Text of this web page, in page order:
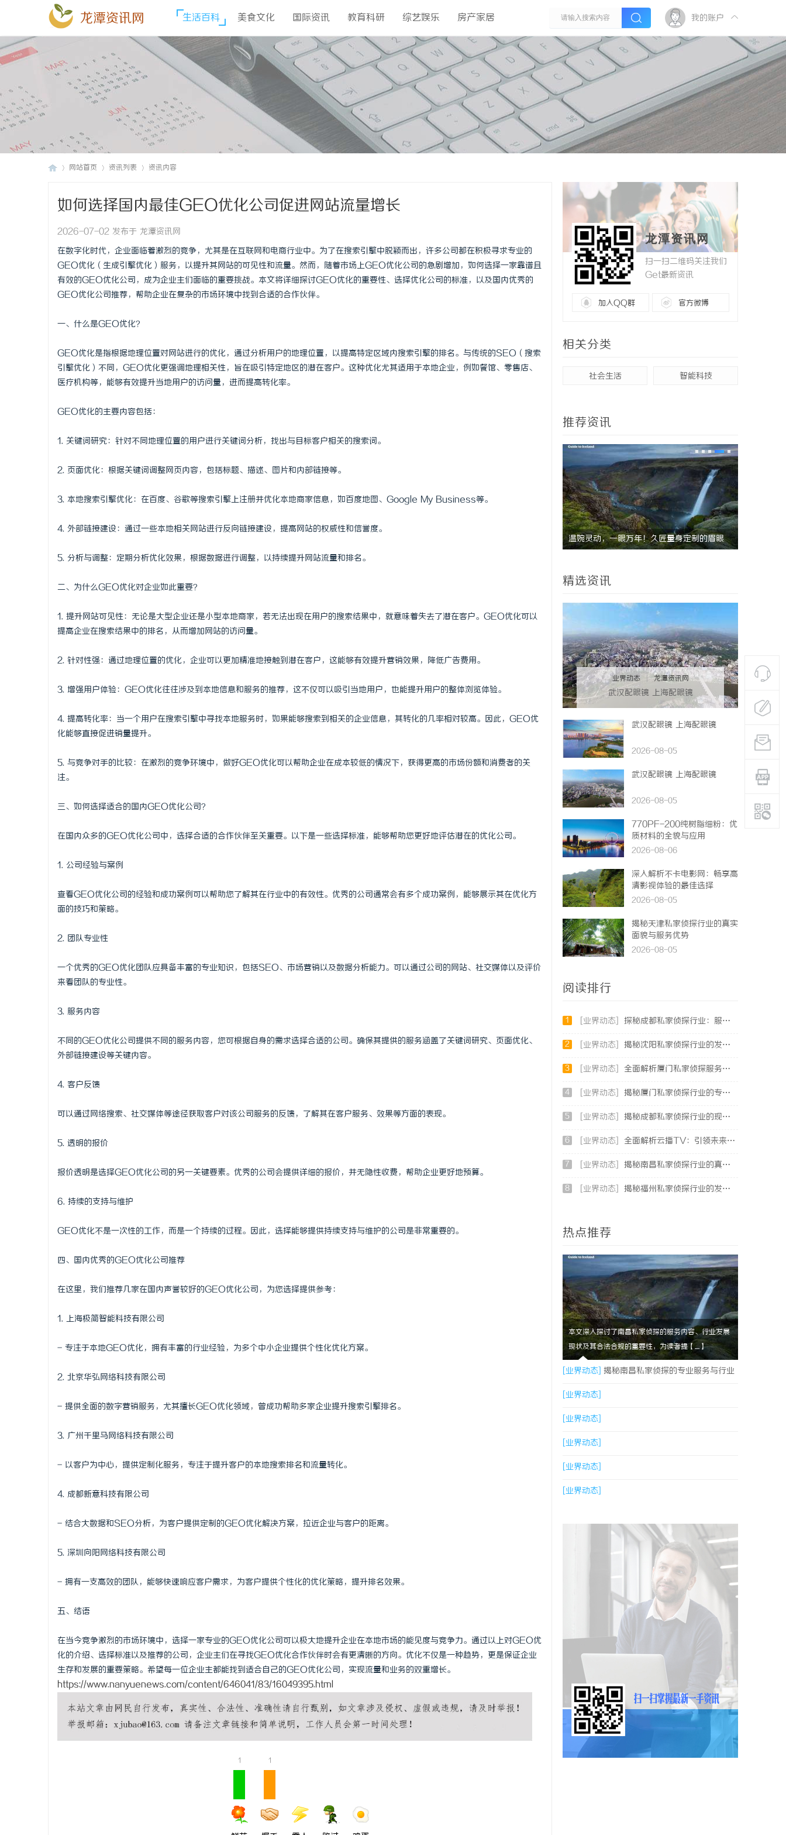
龙潭资讯网 生活百科 美食文化 国际资讯 教育科研 综艺娱乐 房产家居 我的账户
网站首页 资讯列表 资讯内容
如何选择国内最佳GEO优化公司促进网站流量增长
2026-07-02 发布于 龙潭资讯网
在数字化时代，企业面临着激烈的竞争，尤其是在互联网和电商行业中。为了在搜索引擎中脱颖而出，许多公司都在积极寻求专业的
GEO优化（生成引擎优化）服务，以提升其网站的可见性和流量。然而，随着市场上GEO优化公司的急剧增加，如何选择一家靠谱且
有效的GEO优化公司，成为企业主们面临的重要挑战。本文将详细探讨GEO优化的重要性、选择优化公司的标准，以及国内优秀的
GEO优化公司推荐，帮助企业在复杂的市场环境中找到合适的合作伙伴。
一、什么是GEO优化？
GEO优化是指根据地理位置对网站进行的优化，通过分析用户的地理位置，以提高特定区域内搜索引擎的排名。与传统的SEO（搜索
引擎优化）不同，GEO优化更强调地理相关性，旨在吸引特定地区的潜在客户。这种优化尤其适用于本地企业，例如餐馆、零售店、
医疗机构等，能够有效提升当地用户的访问量，进而提高转化率。
GEO优化的主要内容包括：
1. 关键词研究：针对不同地理位置的用户进行关键词分析，找出与目标客户相关的搜索词。
2. 页面优化：根据关键词调整网页内容，包括标题、描述、图片和内部链接等。
3. 本地搜索引擎优化：在百度、谷歌等搜索引擎上注册并优化本地商家信息，如百度地图、Google My Business等。
4. 外部链接建设：通过一些本地相关网站进行反向链接建设，提高网站的权威性和信誉度。
5. 分析与调整：定期分析优化效果，根据数据进行调整，以持续提升网站流量和排名。
二、为什么GEO优化对企业如此重要？
1. 提升网站可见性：无论是大型企业还是小型本地商家，若无法出现在用户的搜索结果中，就意味着失去了潜在客户。GEO优化可以
提高企业在搜索结果中的排名，从而增加网站的访问量。
2. 针对性强：通过地理位置的优化，企业可以更加精准地接触到潜在客户，这能够有效提升营销效果，降低广告费用。
3. 增强用户体验：GEO优化往往涉及到本地信息和服务的推荐，这不仅可以吸引当地用户，也能提升用户的整体浏览体验。
4. 提高转化率：当一个用户在搜索引擎中寻找本地服务时，如果能够搜索到相关的企业信息，其转化的几率相对较高。因此，GEO优
化能够直接促进销量提升。
5. 与竞争对手的比较：在激烈的竞争环境中，做好GEO优化可以帮助企业在成本较低的情况下，获得更高的市场份额和消费者的关
注。
三、如何选择适合的国内GEO优化公司？
在国内众多的GEO优化公司中，选择合适的合作伙伴至关重要。以下是一些选择标准，能够帮助您更好地评估潜在的优化公司。
1. 公司经验与案例
查看GEO优化公司的经验和成功案例可以帮助您了解其在行业中的有效性。优秀的公司通常会有多个成功案例，能够展示其在优化方
面的技巧和策略。
2. 团队专业性
一个优秀的GEO优化团队应具备丰富的专业知识，包括SEO、市场营销以及数据分析能力。可以通过公司的网站、社交媒体以及评价
来看团队的专业性。
3. 服务内容
不同的GEO优化公司提供不同的服务内容，您可根据自身的需求选择合适的公司。确保其提供的服务涵盖了关键词研究、页面优化、
外部链接建设等关键内容。
4. 客户反馈
可以通过网络搜索、社交媒体等途径获取客户对该公司服务的反馈，了解其在客户服务、效果等方面的表现。
5. 透明的报价
报价透明是选择GEO优化公司的另一关键要素。优秀的公司会提供详细的报价，并无隐性收费，帮助企业更好地预算。
6. 持续的支持与维护
GEO优化不是一次性的工作，而是一个持续的过程。因此，选择能够提供持续支持与维护的公司是非常重要的。
四、国内优秀的GEO优化公司推荐
在这里，我们推荐几家在国内声誉较好的GEO优化公司，为您选择提供参考：
1. 上海极简智能科技有限公司
- 专注于本地GEO优化，拥有丰富的行业经验，为多个中小企业提供个性化优化方案。
2. 北京华弘网络科技有限公司
- 提供全面的数字营销服务，尤其擅长GEO优化领域，曾成功帮助多家企业提升搜索引擎排名。
3. 广州千里马网络科技有限公司
- 以客户为中心，提供定制化服务，专注于提升客户的本地搜索排名和流量转化。
4. 成都新意科技有限公司
- 结合大数据和SEO分析，为客户提供定制的GEO优化解决方案，拉近企业与客户的距离。
5. 深圳向阳网络科技有限公司
- 拥有一支高效的团队，能够快速响应客户需求，为客户提供个性化的优化策略，提升排名效果。
五、结语
在当今竞争激烈的市场环境中，选择一家专业的GEO优化公司可以极大地提升企业在本地市场的能见度与竞争力。通过以上对GEO优
化的介绍、选择标准以及推荐的公司，企业主们在寻找GEO优化合作伙伴时会有更清晰的方向。优化不仅是一种趋势，更是保证企业
生存和发展的重要策略。希望每一位企业主都能找到适合自己的GEO优化公司，实现流量和业务的双重增长。
https://www.nanyuenews.com/content/646041/83/16049395.html
1 1
龙潭资讯网
扫一扫二维码关注我们
Get最新资讯
加入QQ群 官方微博
相关分类
社会生活 智能科技
推荐资讯
温婉灵动，一眼万年！久匠量身定制的眉眼
气质加分项
精选资讯
业界动态 龙潭资讯网
武汉配眼镜 上海配眼镜
武汉配眼镜 上海配眼镜
2026-08-05
武汉配眼镜 上海配眼镜
2026-08-05
770PF-200纯树脂细粉：优
质材料的全貌与应用
2026-08-06
深入解析不卡电影网：畅享高
清影视体验的最佳选择
2026-08-05
揭秘天津私家侦探行业的真实
面貌与服务优势
2026-08-05
阅读排行
1 [业界动态] 探秘成都私家侦探行业：服务、案例与市场现状全面解析
2 [业界动态] 揭秘沈阳私家侦探行业的发展与应用：专业侦探服务的全方位解析
3 [业界动态] 全面解析厦门私家侦探服务的专业性与应用场景
4 [业界动态] 揭秘厦门私家侦探行业的专业服务与发展趋势
5 [业界动态] 揭秘成都私家侦探行业的现状与未来发展趋势
6 [业界动态] 全面解析云播TV：引领未来智能影视体验的创新平台
7 [业界动态] 揭秘南昌私家侦探行业的真实面貌与服务价值详解
8 [业界动态] 揭秘福州私家侦探行业的发展与应用现状
热点推荐
本文深入探讨了南昌私家侦探的服务内容、行业发展
现状及其合法合规的重要性，为读者提【....】
[业界动态] 揭秘南昌私家侦探的专业服务与行业
现状全面解析
[业界动态]
[业界动态]
[业界动态]
[业界动态]
[业界动态]